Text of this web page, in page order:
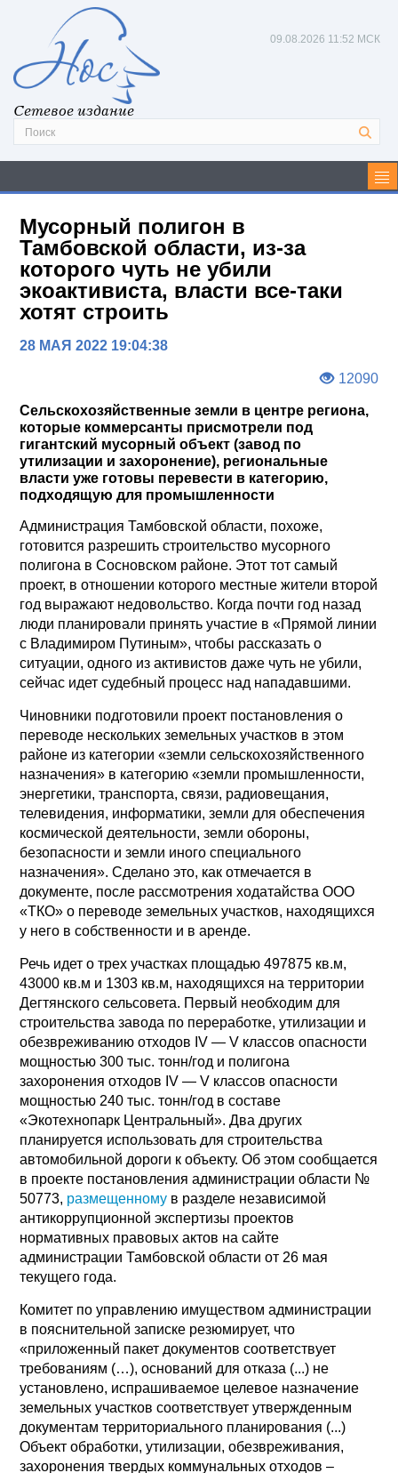
Сетевое издание
09.08.2026 11:52 МСК
Мусорный полигон в
Тамбовской области, из-за
которого чуть не убили
экоактивиста, власти все-таки
хотят строить
28 МАЯ 2022 19:04:38
12090
Сельскохозяйственные земли в центре региона,
которые коммерсанты присмотрели под
гигантский мусорный объект (завод по
утилизации и захоронение), региональные
власти уже готовы перевести в категорию,
подходящую для промышленности
Администрация Тамбовской области, похоже,
готовится разрешить строительство мусорного
полигона в Сосновском районе. Этот тот самый
проект, в отношении которого местные жители второй
год выражают недовольство. Когда почти год назад
люди планировали принять участие в «Прямой линии
с Владимиром Путиным», чтобы рассказать о
ситуации, одного из активистов даже чуть не убили,
сейчас идет судебный процесс над нападавшими.
Чиновники подготовили проект постановления о
переводе нескольких земельных участков в этом
районе из категории «земли сельскохозяйственного
назначения» в категорию «земли промышленности,
энергетики, транспорта, связи, радиовещания,
телевидения, информатики, земли для обеспечения
космической деятельности, земли обороны,
безопасности и земли иного специального
назначения». Сделано это, как отмечается в
документе, после рассмотрения ходатайства ООО
«ТКО» о переводе земельных участков, находящихся
у него в собственности и в аренде.
Речь идет о трех участках площадью 497875 кв.м,
43000 кв.м и 1303 кв.м, находящихся на территории
Дегтянского сельсовета. Первый необходим для
строительства завода по переработке, утилизации и
обезвреживанию отходов IV — V классов опасности
мощностью 300 тыс. тонн/год и полигона
захоронения отходов IV — V классов опасности
мощностью 240 тыс. тонн/год в составе
«Экотехнопарк Центральный». Два других
планируется использовать для строительства
автомобильной дороги к объекту. Об этом сообщается
в проекте постановления администрации области №
50773, размещенному в разделе независимой
антикоррупционной экспертизы проектов
нормативных правовых актов на сайте
администрации Тамбовской области от 26 мая
текущего года.
Комитет по управлению имуществом администрации
в пояснительной записке резюмирует, что
«приложенный пакет документов соответствует
требованиям (…), оснований для отказа (...) не
установлено, испрашиваемое целевое назначение
земельных участков соответствует утвержденным
документам территориального планирования (...)
Объект обработки, утилизации, обезвреживания,
захоронения твердых коммунальных отходов –